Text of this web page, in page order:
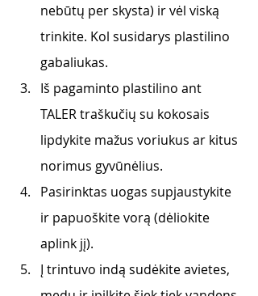
nebūtų per skysta) ir vėl viską
trinkite. Kol susidarys plastilino
gabaliukas.
Iš pagaminto plastilino ant
TALER traškučių su kokosais
lipdykite mažus voriukus ar kitus
norimus gyvūnėlius.
Pasirinktas uogas supjaustykite
ir papuoškite vorą (dėliokite
aplink jį).
Į trintuvo indą sudėkite avietes,